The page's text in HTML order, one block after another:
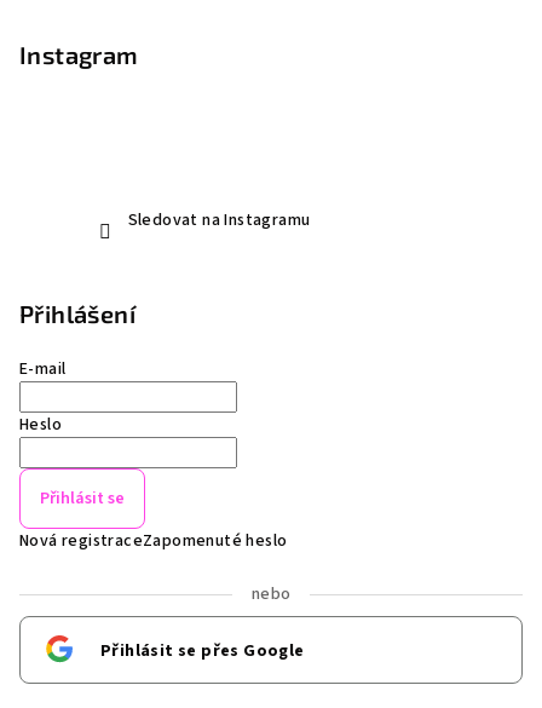
Instagram
Sledovat na Instagramu
Přihlášení
E-mail
Heslo
Přihlásit se
Nová registraceZapomenuté heslo
nebo
Přihlásit se přes Google